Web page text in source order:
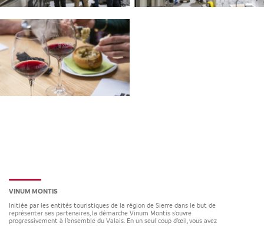
VINUM MONTIS
Initiée par les entités touristiques de la région de Sierre dans le but de
représenter ses partenaires, la démarche Vinum Montis s’ouvre
progressivement à l’ensemble du Valais. En un seul coup d’œil, vous avez